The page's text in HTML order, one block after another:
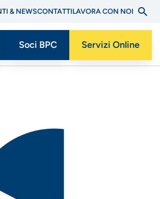
& NEWSCONTATTILAVORA CON NOI
Soci BPC Servizi Online